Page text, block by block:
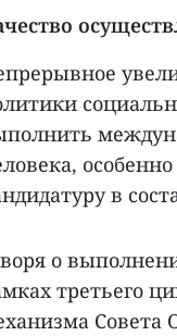
в
о
третьего
Совета